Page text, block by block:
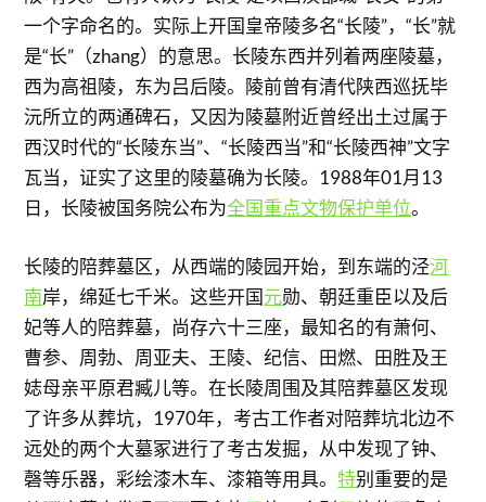
一个字命名的。实际上开国皇帝陵多名“长陵”，“长”就
是“长”（zhang）的意思。长陵东西并列着两座陵墓，
西为高祖陵，东为吕后陵。陵前曾有清代陕西巡抚毕
沅所立的两通碑石，又因为陵墓附近曾经出土过属于
西汉时代的“长陵东当”、“长陵西当”和“长陵西神”文字
瓦当，证实了这里的陵墓确为长陵。1988年01月13
日，长陵被国务院公布为全国重点文物保护单位。
长陵的陪葬墓区，从西端的陵园开始，到东端的泾河
南岸，绵延七千米。这些开国元勋、朝廷重臣以及后
妃等人的陪葬墓，尚存六十三座，最知名的有萧何、
曹参、周勃、周亚夫、王陵、纪信、田燃、田胜及王
娡母亲平原君臧儿等。在长陵周围及其陪葬墓区发现
了许多从葬坑，1970年，考古工作者对陪葬坑北边不
远处的两个大墓冢进行了考古发掘，从中发现了钟、
磬等乐器，彩绘漆木车、漆箱等用具。特别重要的是